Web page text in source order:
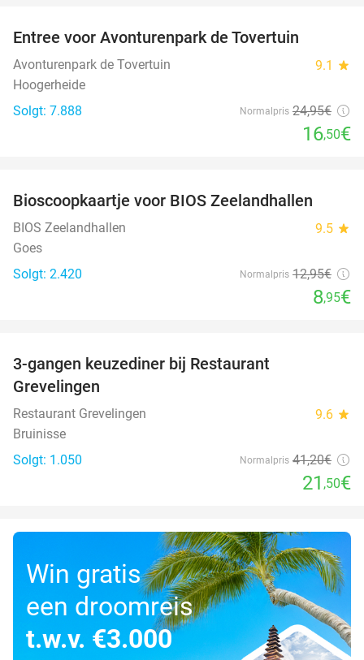
Entree voor Avonturenpark de Tovertuin
Avonturenpark de Tovertuin 9.1 star
Hoogerheide
Solgt: 7.888
Normalpris 24,95€
16,50€
Bioscoopkaartje voor BIOS Zeelandhallen
BIOS Zeelandhallen 9.5 star
Goes
Solgt: 2.420
Normalpris 12,95€
8,95€
3-gangen keuzediner bij Restaurant
Grevelingen
Restaurant Grevelingen 9.6 star
Bruinisse
Solgt: 1.050
Normalpris 41,20€
21 ,50€
Win gratis
een droomreis
t.w.v. €3.000